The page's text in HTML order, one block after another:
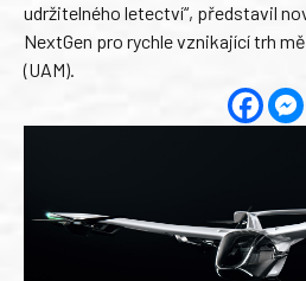
udržitelného letectví“, představil
NextGen pro rychle vznikající trh
(UAM).